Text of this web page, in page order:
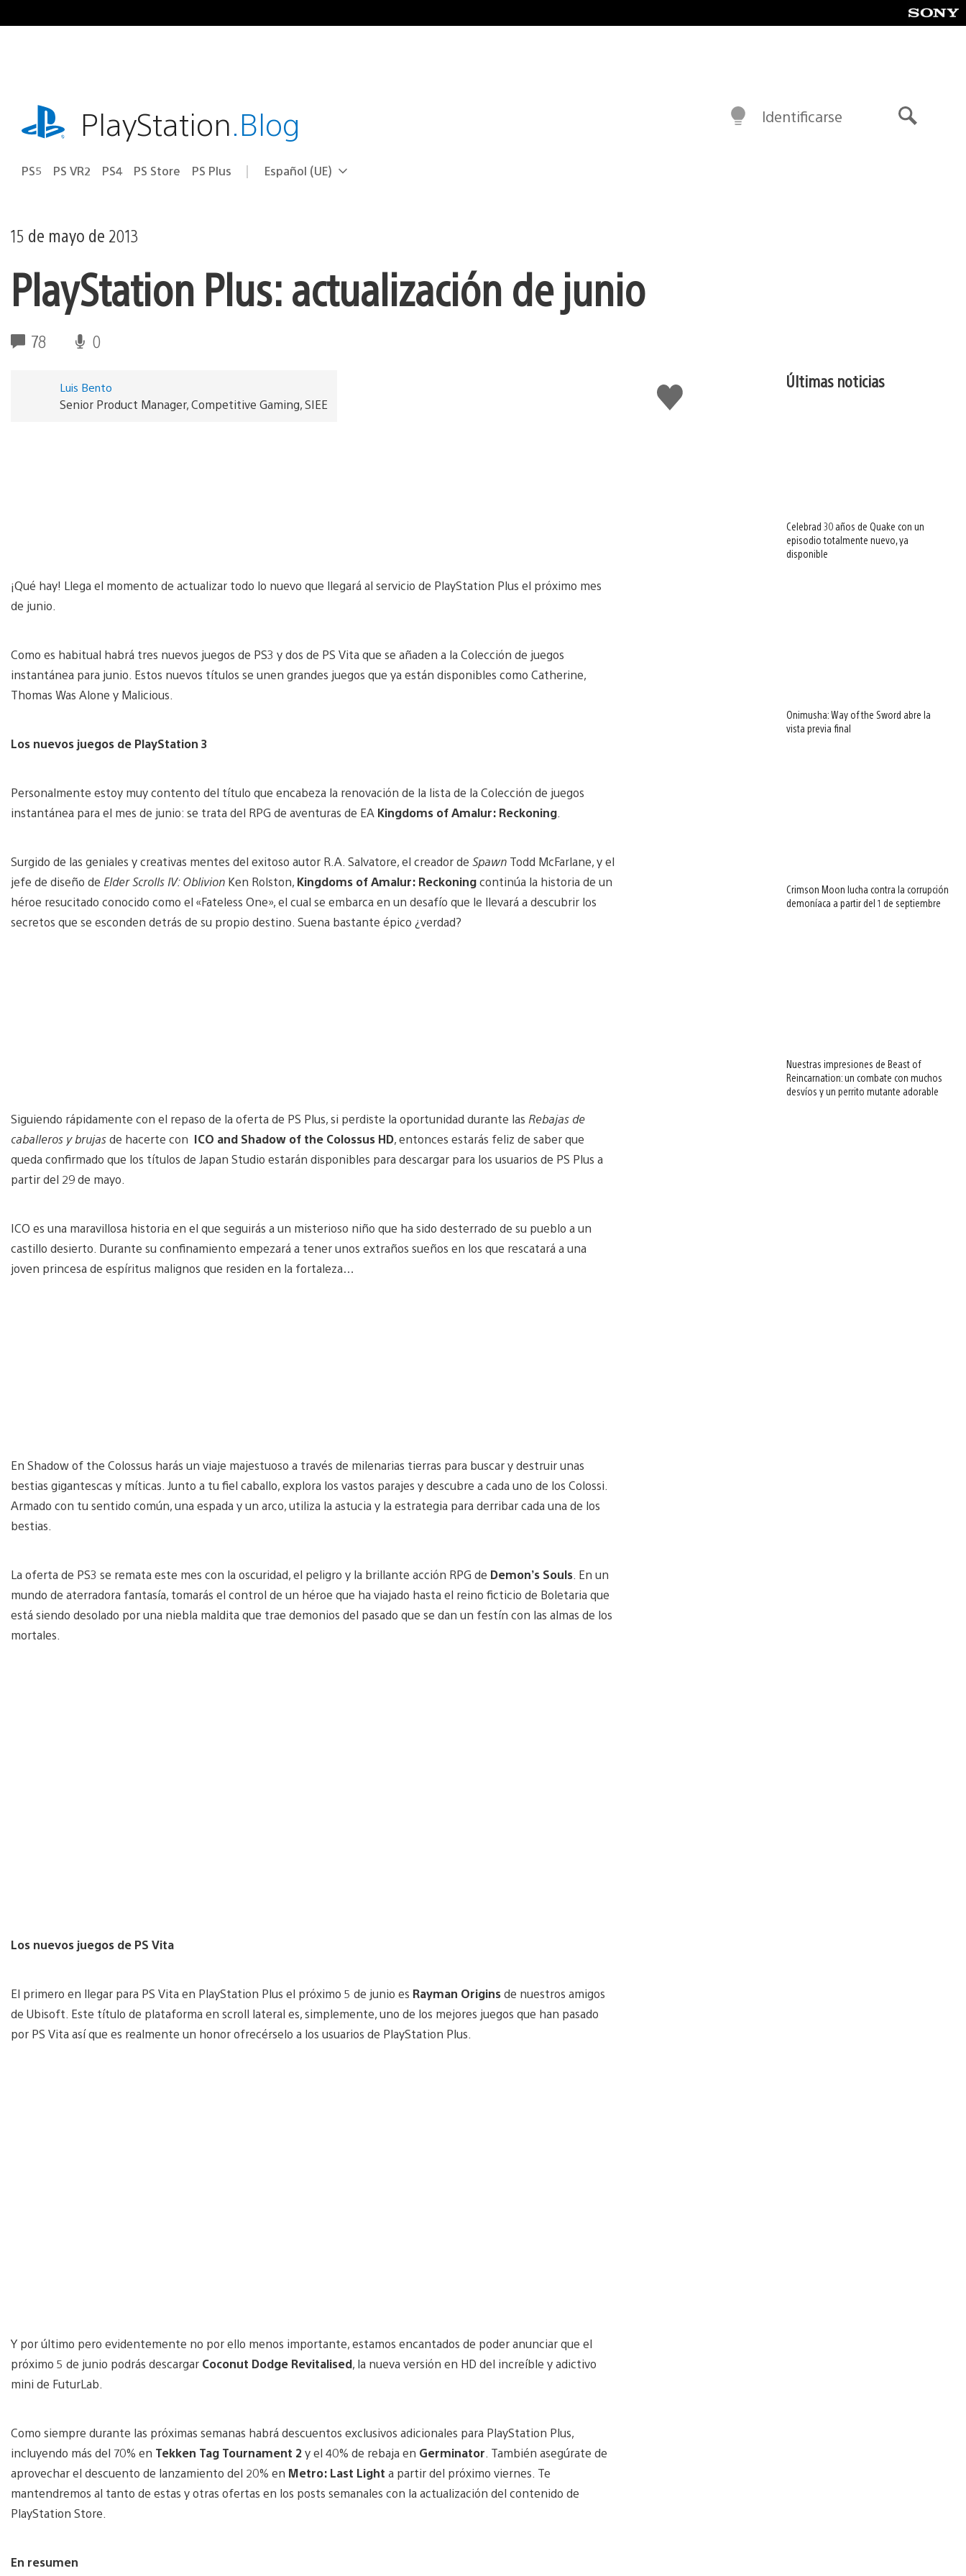
al
playstation.comPlayStation.Blog
PS5 PS VR2 PS4 PS Store PS Plus Selecciona
Región
Español (UE)
Identificarse
15 de mayo de 2013
PlayStation Plus: actualización de junio
78 0
Me
gusta
Luis Bento
Senior Product Manager, Competitive Gaming, SIEE
¡Qué hay! Llega el momento de actualizar todo lo nuevo que llegará al servicio de PlayStation Plus el próximo mes
de junio.
Como es habitual habrá tres nuevos juegos de PS3 y dos de PS Vita que se añaden a la Colección de juegos
instantánea para junio. Estos nuevos títulos se unen grandes juegos que ya están disponibles como Catherine,
Thomas Was Alone y Malicious.
Los nuevos juegos de PlayStation 3
Personalmente estoy muy contento del título que encabeza la renovación de la lista de la Colección de juegos
instantánea para el mes de junio: se trata del RPG de aventuras de EA Kingdoms of Amalur: Reckoning
Surgido de las geniales y creativas mentes del exitoso autor R.A. Salvatore, el creador de Spawn Todd McFarlane, y el
jefe de diseño de Elder Scrolls IV: Oblivion Ken Rolston, Kingdoms of Amalur: Reckoningcontinúa la historia de un
héroe resucitado conocido como el «Fateless One», el cual se embarca en un desafío que le llevará a descubrir los
secretos que se esconden detrás de su propio destino. Suena bastante épico ¿verdad?
Siguiendo rápidamente con el repaso de la oferta de PS Plus, si perdiste la oportunidad durante las Rebajas de
caballeros y brujasde hacerte con ICO and Shadow of the Colossus HD, entonces estarás feliz de saber que
queda confirmado que los títulos de Japan Studio estarán disponibles para descargar para los usuarios de PS Plus a
partir del 29 de mayo.
ICO es una maravillosa historia en el que seguirás a un misterioso niño que ha sido desterrado de su pueblo a un
castillo desierto. Durante su confinamiento empezará a tener unos extraños sueños en los que rescatará a una
joven princesa de espíritus malignos que residen en la fortaleza…
En Shadow of the Colossus harás un viaje majestuoso a través de milenarias tierras para buscar y destruir unas
bestias gigantescas y míticas. Junto a tu fiel caballo, explora los vastos parajes y descubre a cada uno de los Colossi.
Armado con tu sentido común, una espada y un arco, utiliza la astucia y la estrategia para derribar cada una de los
bestias.
La oferta de PS3 se remata este mes con la oscuridad, el peligro y la brillante acción RPG de Demon’s Souls . En un
mundo de aterradora fantasía, tomarás el control de un héroe que ha viajado hasta el reino ficticio de Boletaria que
está siendo desolado por una niebla maldita que trae demonios del pasado que se dan un festín con las almas de los
mortales.
Los nuevos juegos de PS Vita
El primero en llegar para PS Vita en PlayStation Plus el próximo 5 de junio es Rayman Originsde nuestros amigos
de Ubisoft. Este título de plataforma en scroll lateral es, simplemente, uno de los mejores juegos que han pasado
por PS Vita así que es realmente un honor ofrecérselo a los usuarios de PlayStation Plus.
Y por último pero evidentemente no por ello menos importante, estamos encantados de poder anunciar que el
próximo 5 de junio podrás descargar Coconut Dodge Revitalised, la nueva versión en HD del increíble y adictivo
mini de FuturLab.
Como siempre durante las próximas semanas habrá descuentos exclusivos adicionales para PlayStation Plus,
incluyendo más del 70% en Tekken Tag Tournament 2y el 40% de rebaja en Germinator . También asegúrate de
aprovechar el descuento de lanzamiento del 20% en Metro: Last Light a partir del próximo viernes. Te
mantendremos al tanto de estas y otras ofertas en los posts semanales con la actualización del contenido de
PlayStation Store.
En resumen
Últimas noticias
Celebrad 30 años de Quake con un
episodio totalmente nuevo, ya
disponible
Onimusha: Way of the Sword abre la
vista previa final
Crimson Moon lucha contra la corrupción
demoníaca a partir del 1 de septiembre
Nuestras impresiones de Beast of
Reincarnation: un combate con muchos
desvíos y un perrito mutante adorable